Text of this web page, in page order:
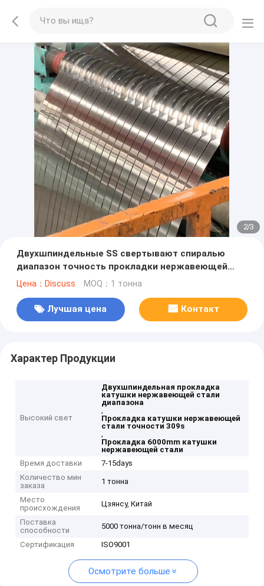
2/3
Двухшпиндельные SS свертывают спиралью
диапазон точность прокладки нержавеющей
стали отполировала 201 304 309s 310s 316
Цена：Discuss MOQ：1 тонна
Лучшая цена Контакт
Характер Продукции
Высокий свет
Двухшпиндельная прокладка
катушки нержавеющей стали
диапазона
,
Прокладка катушки нержавеющей
стали точности 309s
,
Прокладка 6000mm катушки
нержавеющей стали
Время доставки
7-15days
Количество мин
заказа
1 тонна
Место
происхождения
Цзянсу, Китай
Поставка
способности
5000 тонна/тонн в месяц
Сертификация ISO9001
Осмотрите больше